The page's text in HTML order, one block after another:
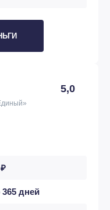
5,0
365 дней